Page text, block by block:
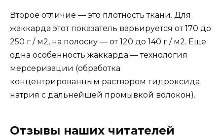
Второе отличие — это плотность ткани. Для
жаккарда этот показатель варьируется от 170 до
250 г / м2, на полоску — от 120 до 140 г / м2. Еще
одна особенность жаккарда — технология
мерсеризации (обработка
концентрированным раствором гидроксида
натрия с дальнейшей промывкой волокон).
Отзывы наших читателей